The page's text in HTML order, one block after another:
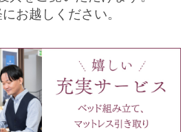
お越しください。